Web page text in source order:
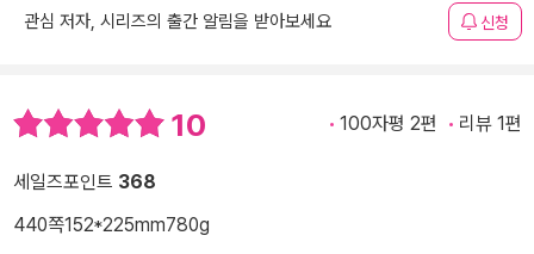
관심 저자, 시리즈의 출간 알림을 받아보세요 신청
10 100자평 2편 리뷰 1편
세일즈포인트 368
440쪽152*225mm780g